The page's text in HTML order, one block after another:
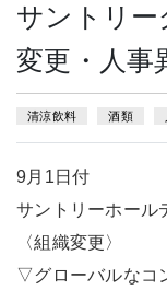
サントリー
変更・人事
清涼飲料 酒類
9月1日付
サントリーホール
〈組織変更〉
▽グローバルなコ